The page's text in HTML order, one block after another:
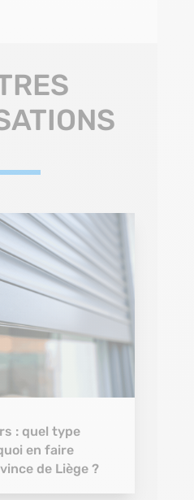
: quel type
en faire
de Liège ?